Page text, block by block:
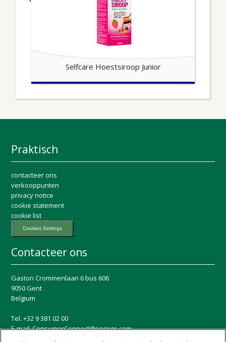
Selfcare Hoestsiroop Junior
Praktisch
contacteer ons
verkooppunten
privacy notice
cookie statement
cookie list
Cookies Settings
Contacteer ons
Gaston Crommenlaan 6 bus 606
9050 Gent
Belgium
Tel. +32 9 381 02 00
E-mail:ConsumerConnect@perrigo.com